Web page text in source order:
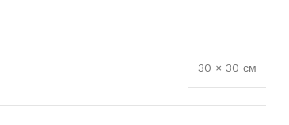
30 × 30 см